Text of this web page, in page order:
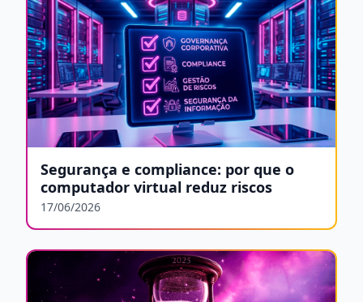
Segurança e compliance: por que o
computador virtual reduz riscos
17/06/2026